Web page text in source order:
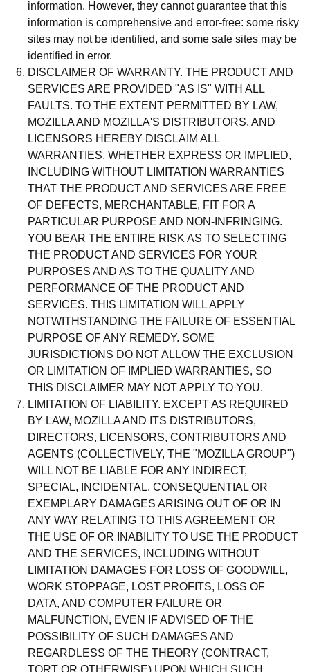
information. However, they cannot guarantee that this
information is comprehensive and error-free: some risky
sites may not be identified, and some safe sites may be
identified in error.
DISCLAIMER OF WARRANTY. THE PRODUCT AND
SERVICES ARE PROVIDED "AS IS" WITH ALL
FAULTS. TO THE EXTENT PERMITTED BY LAW,
MOZILLA AND MOZILLA'S DISTRIBUTORS, AND
LICENSORS HEREBY DISCLAIM ALL
WARRANTIES, WHETHER EXPRESS OR IMPLIED,
INCLUDING WITHOUT LIMITATION WARRANTIES
THAT THE PRODUCT AND SERVICES ARE FREE
OF DEFECTS, MERCHANTABLE, FIT FOR A
PARTICULAR PURPOSE AND NON-INFRINGING.
YOU BEAR THE ENTIRE RISK AS TO SELECTING
THE PRODUCT AND SERVICES FOR YOUR
PURPOSES AND AS TO THE QUALITY AND
PERFORMANCE OF THE PRODUCT AND
SERVICES. THIS LIMITATION WILL APPLY
NOTWITHSTANDING THE FAILURE OF ESSENTIAL
PURPOSE OF ANY REMEDY. SOME
JURISDICTIONS DO NOT ALLOW THE EXCLUSION
OR LIMITATION OF IMPLIED WARRANTIES, SO
THIS DISCLAIMER MAY NOT APPLY TO YOU.
LIMITATION OF LIABILITY. EXCEPT AS REQUIRED
BY LAW, MOZILLA AND ITS DISTRIBUTORS,
DIRECTORS, LICENSORS, CONTRIBUTORS AND
AGENTS (COLLECTIVELY, THE "MOZILLA GROUP")
WILL NOT BE LIABLE FOR ANY INDIRECT,
SPECIAL, INCIDENTAL, CONSEQUENTIAL OR
EXEMPLARY DAMAGES ARISING OUT OF OR IN
ANY WAY RELATING TO THIS AGREEMENT OR
THE USE OF OR INABILITY TO USE THE PRODUCT
AND THE SERVICES, INCLUDING WITHOUT
LIMITATION DAMAGES FOR LOSS OF GOODWILL,
WORK STOPPAGE, LOST PROFITS, LOSS OF
DATA, AND COMPUTER FAILURE OR
MALFUNCTION, EVEN IF ADVISED OF THE
POSSIBILITY OF SUCH DAMAGES AND
REGARDLESS OF THE THEORY (CONTRACT,
TORT OR OTHERWISE) UPON WHICH SUCH